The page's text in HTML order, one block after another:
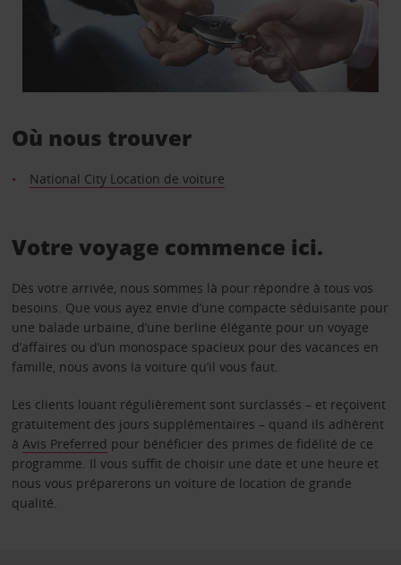
Où nous trouver
National City Location de voiture
Votre voyage commence ici.
Dès votre arrivée, nous sommes là pour répondre à tous vos
besoins. Que vous ayez envie d’une compacte séduisante pour
une balade urbaine, d’une berline élégante pour un voyage
d’affaires ou d’un monospace spacieux pour des vacances en
famille, nous avons la voiture qu’il vous faut.
Les clients louant régulièrement sont surclassés – et reçoivent
gratuitement des jours supplémentaires – quand ils adhèrent
à Avis Preferred pour bénéficier des primes de fidélité de ce
programme. Il vous suffit de choisir une date et une heure et
nous vous préparerons un voiture de location de grande
qualité.